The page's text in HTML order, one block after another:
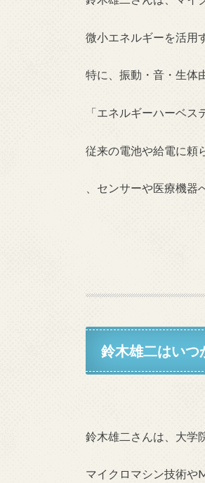
微小エネルギーを活用
特に、振動・音・生体
「エネルギーハーベス
従来の電池や給電に頼
、センサーや医療機
鈴木雄二はいつ
鈴木雄二さんは、大学
マイクロマシン技術や